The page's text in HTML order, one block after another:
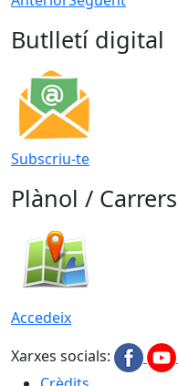
Butlletí digital
Subscriu-te
Plànol / Carrers
Accedeix
Xarxes socials: